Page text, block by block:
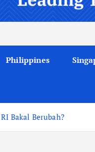
Philippines
Bakal Berubah?